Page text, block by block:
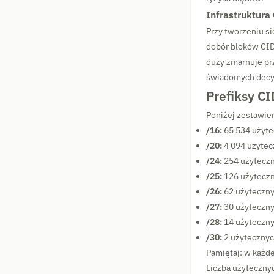
Infrastruktura
Przy tworzeniu
dobór bloków
duży zmarnuje
świadomych
Prefiksy
Poniżej
/16: 65 534
/20:4 094
/24: 254
/25: 126
/26: 62
/27:30
/28: 14
/30: 2
Pamiętaj: w
Liczba